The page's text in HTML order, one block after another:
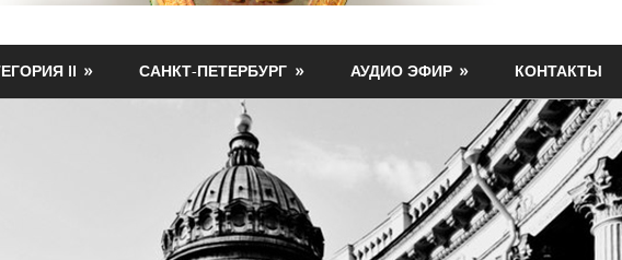
II САНКТ-ПЕТЕРБУРГ АУДИО ЭФИР КОНТАКТЫ